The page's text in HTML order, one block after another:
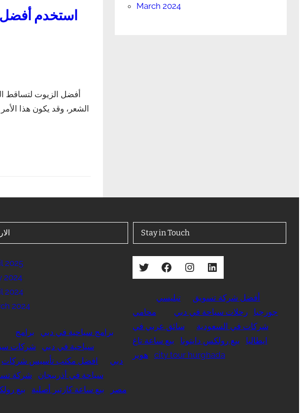
استخدم
أفضل الزيوت لتساقط
الشعر، وقد يكون هذا
March 2024
2025
2024
2024
2024
برامج سياحية في دبي
برامج
سياحية في دبي
شركات
دبي
افضل مكتب تأسيس شركات
سياحة في أذربيجان
شركة
مصر
بيع ساعة كارتير أصلية
بيع
Stay in Touch
Twitter Facebook Instagram LinkedIn
أفضل شركة تسويق
تبليسي
جورجيا
رحلات سياحة في دبي
محامي
شركات في السعودية
سائق عربي في
ايطاليا
بيع رولكس دايتونا
بيع ساعة تاغ
هوير
city tour hurghada